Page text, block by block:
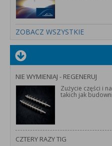
ZOBACZ WSZYSTKIE
NIE WYMIENIAJ - REGENERUJ
Zużycie części i
takich jak
CZTERY RAZY TIG